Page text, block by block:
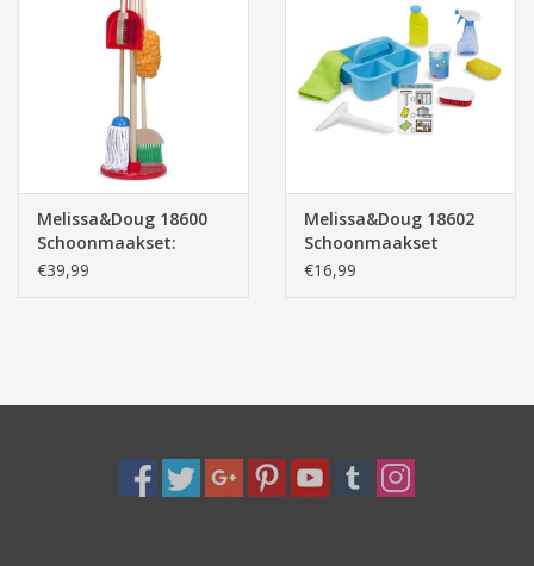
Melissa&Doug 18600
Schoonmaakset:
Stoffen, Vegen,
€39,99
Melissa&Doug 18602
Schoonmaakset
€16,99